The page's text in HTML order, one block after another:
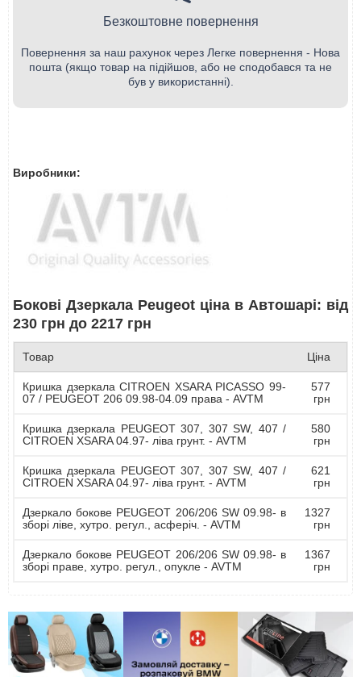
Безкоштовне повернення
Повернення за наш рахунок через Легке повернення - Нова
пошта (якщо товар на підійшов, або не сподобався та не
був у використанні).
Виробники:
Бокові Дзеркала Peugeot ціна в Автошарі: від
230 грн до 2217 грн
Товар Ціна
Кришка дзеркала CITROEN XSARA PICASSO 99-
07 / PEUGEOT 206 09.98-04.09 права - AVTM
577
грн
Кришка дзеркала PEUGEOT 307, 307 SW, 407 /
CITROEN XSARA 04.97- ліва грунт. - AVTM
580
грн
Кришка дзеркала PEUGEOT 307, 307 SW, 407 /
CITROEN XSARA 04.97- ліва грунт. - AVTM
621
грн
Дзеркало бокове PEUGEOT 206/206 SW 09.98- в
зборі ліве, хутро. регул., асферіч. - AVTM
1327
грн
Дзеркало бокове PEUGEOT 206/206 SW 09.98- в
зборі праве, хутро. регул., опукле - AVTM
1367
грн